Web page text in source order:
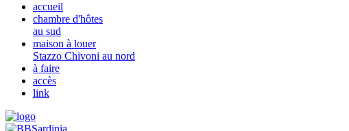
accueil
chambre d'hôtes
au sud
maison à louer
Stazzo Chivoni au nord
à faire
accès
link